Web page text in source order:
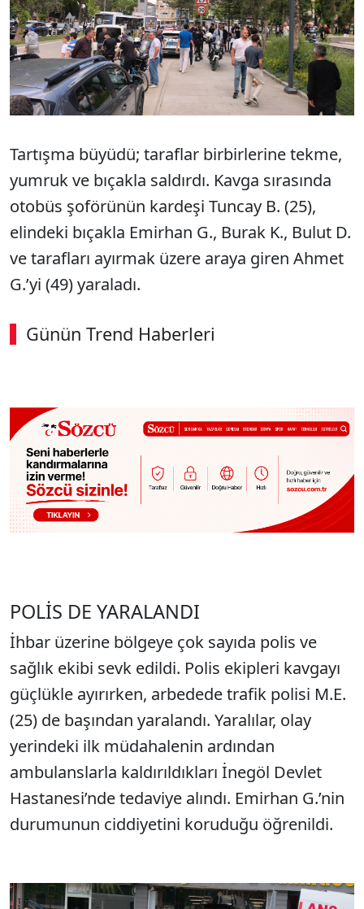
Tartışma büyüdü; taraflar birbirlerine tekme,
yumruk ve bıçakla saldırdı. Kavga sırasında
otobüs şoförünün kardeşi Tuncay B. (25),
elindeki bıçakla Emirhan G., Burak K., Bulut D.
ve tarafları ayırmak üzere araya giren Ahmet
G.’yi (49) yaraladı.
Günün Trend Haberleri
POLİS DE YARALANDI
İhbar üzerine bölgeye çok sayıda polis ve
sağlık ekibi sevk edildi. Polis ekipleri kavgayı
güçlükle ayırırken, arbedede trafik polisi M.E.
(25) de başından yaralandı. Yaralılar, olay
yerindeki ilk müdahalenin ardından
ambulanslarla kaldırıldıkları İnegöl Devlet
Hastanesi’nde tedaviye alındı. Emirhan G.’nin
durumunun ciddiyetini koruduğu öğrenildi.